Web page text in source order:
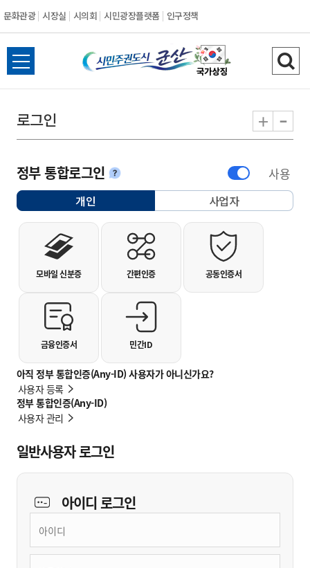
문화관광 시장실 시의회 시민광장플랫폼 인구정책
시민주권도시 군
전체메뉴 열기 검
로그인 + -
정부 통합로그인안내 사용
아직 정부 통합인증(Any-ID) 사용자가 아니신가요?
사용자 등록
정부 통합인증(Any-ID)
사용자 관리
개인선택됨 사업자
개인사용자 로그인
모바일 신분증 간편인증 공동인증서
금융인증서 민간ID
일반사용자 로그인
아이디로그인